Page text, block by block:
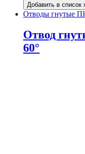
Добавить в список
Отводы гнутые
Отвод
60°